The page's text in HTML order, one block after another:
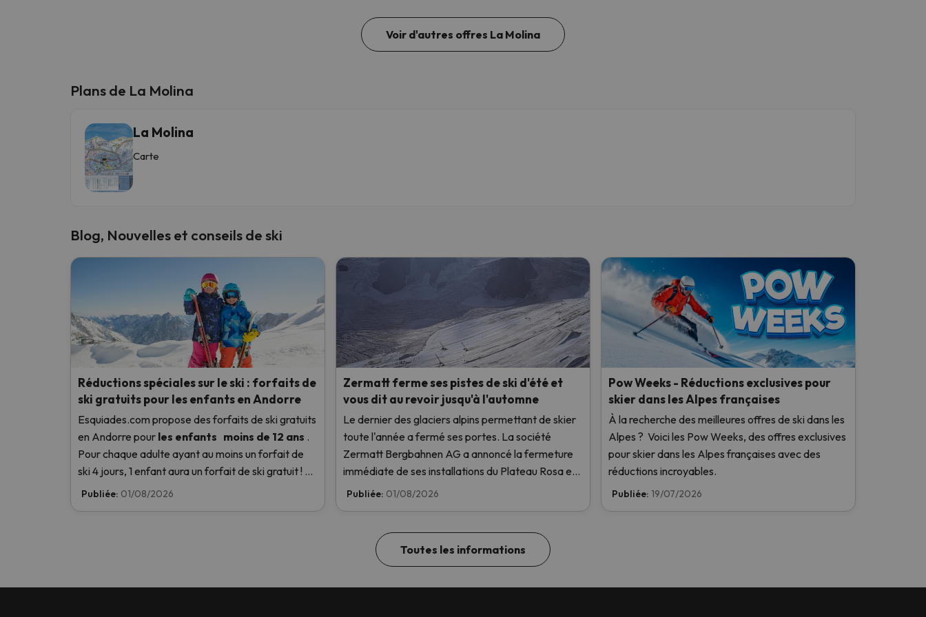
Voir d'autres offres La Molina
Plans de La Molina
La Molina
Carte
Blog, Nouvelles et conseils de ski
Réductions spéciales sur le ski : forfaits de
ski gratuits pour les enfants en Andorre
Esquiades.com propose des forfaits de ski gratuits
en Andorre pour les enfants moins de 12 ans .
Pour chaque adulte ayant au moins un forfait de
ski 4 jours, 1 enfant aura un forfait de ski gratuit ! En
savoir plus ici.
Publiée: 01/08/2026
Zermatt ferme ses pistes de ski d'été et
vous dit au revoir jusqu'à l'automne
Le dernier des glaciers alpins permettant de skier
toute l'année a fermé ses portes. La société
Zermatt Bergbahnen AG a annoncé la fermeture
immédiate de ses installations du Plateau Rosa en
raison des températures élevées, sans même les
Publiée: 01/08/2026
Pow Weeks - Réductions exclusives pour
skier dans les Alpes françaises
À la recherche des meilleures offres de ski dans les
Alpes ? Voici les Pow Weeks, des offres exclusives
pour skier dans les Alpes françaises avec des
réductions incroyables.
Publiée: 19/07/2026
Toutes les informations